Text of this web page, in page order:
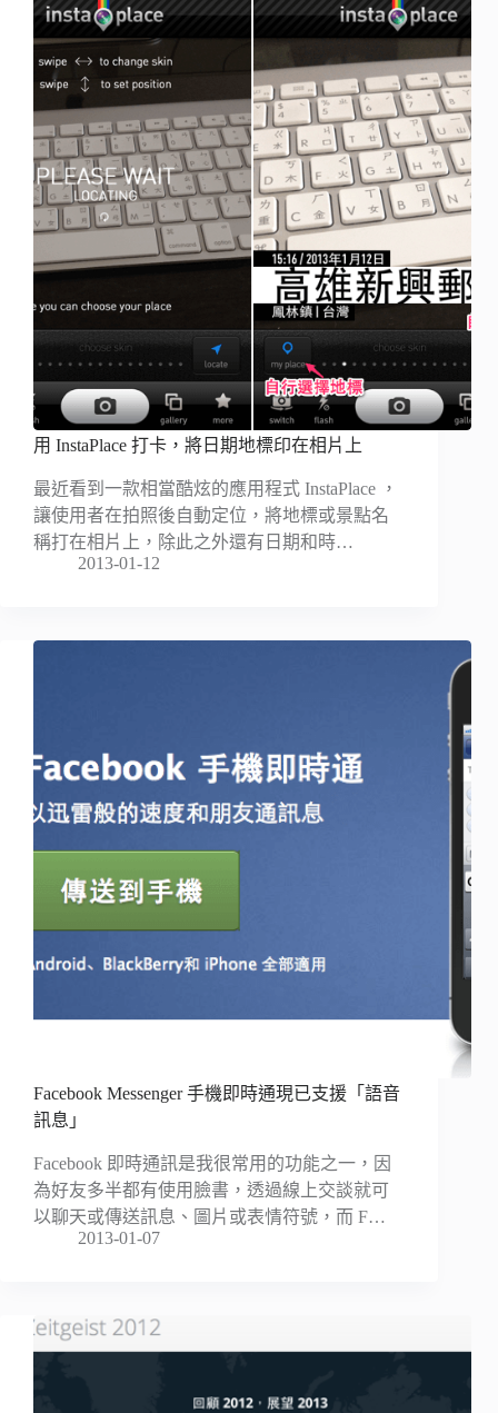
用 InstaPlace 打卡，將日期地標印在相片上
最近看到一款相當酷炫的應用程式 InstaPlace ，
讓使用者在拍照後自動定位，將地標或景點名
稱打在相片上，除此之外還有日期和時…
2013-01-12
Facebook Messenger 手機即時通現已支援「語音
訊息」
Facebook 即時通訊是我很常用的功能之一，因
為好友多半都有使用臉書，透過線上交談就可
以聊天或傳送訊息、圖片或表情符號，而 F…
2013-01-07